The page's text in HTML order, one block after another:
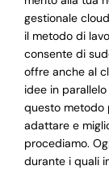
gestionale
il metodo di
consente di
offre anche al
idee in
questo metodo
adattare e
procediamo.
durante i quali